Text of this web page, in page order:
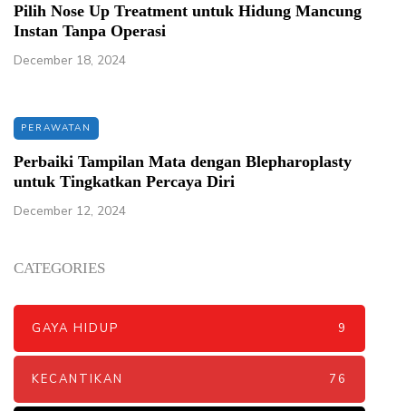
Pilih Nose Up Treatment untuk Hidung Mancung
Instan Tanpa Operasi
December 18, 2024
PERAWATAN
Perbaiki Tampilan Mata dengan Blepharoplasty
untuk Tingkatkan Percaya Diri
December 12, 2024
CATEGORIES
GAYA HIDUP 9
KECANTIKAN 76